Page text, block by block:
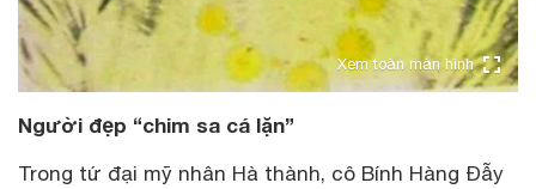
Xem toàn màn hình
Người đẹp “chim sa cá lặn”
Trong tứ đại mỹ nhân Hà thành, cô Bính Hàng Đẫy